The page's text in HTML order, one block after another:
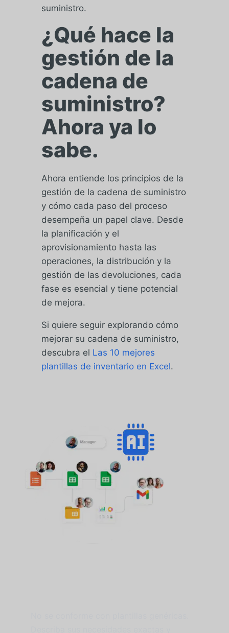
suministro.
¿Qué hace la
gestión de la
cadena de
suministro?
Ahora ya lo
sabe.
Ahora entiende los principios de la
gestión de la cadena de suministro
y cómo cada paso del proceso
desempeña un papel clave. Desde
la planificación y el
aprovisionamiento hasta las
operaciones, la distribución y la
gestión de las devoluciones, cada
fase es esencial y tiene potencial
de mejora.
Si quiere seguir explorando cómo
mejorar su cadena de suministro,
descubra el Las 10 mejores
plantillas de inventario en Excel.